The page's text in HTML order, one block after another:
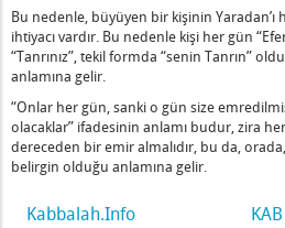
Başlama
Bu nedenle, büyüyen bir kişinin Yaradan’ı
ihtiyacı vardır. Bu nedenle kişi her gün
“Tanrınız”, tekil formda “senin Tanrın”
anlamına gelir.
“Onlar her gün, sanki o gün size
olacaklar” ifadesinin anlamı budur, zira
dereceden bir emir almalıdır, bu da,
belirgin olduğu anlamına gelir.
Kabbalah.Info